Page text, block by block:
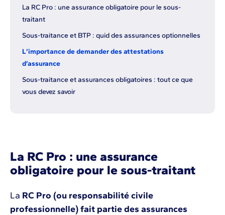
La RC Pro : une assurance obligatoire pour le sous-
traitant
Sous-traitance et BTP : quid des assurances optionnelles
L’importance de demander des attestations
d’assurance
Sous-traitance et assurances obligatoires : tout ce que
vous devez savoir
La RC Pro : une assurance
obligatoire pour le sous-traitant
La RC Pro (ou responsabilité civile
professionnelle) fait partie des assurances